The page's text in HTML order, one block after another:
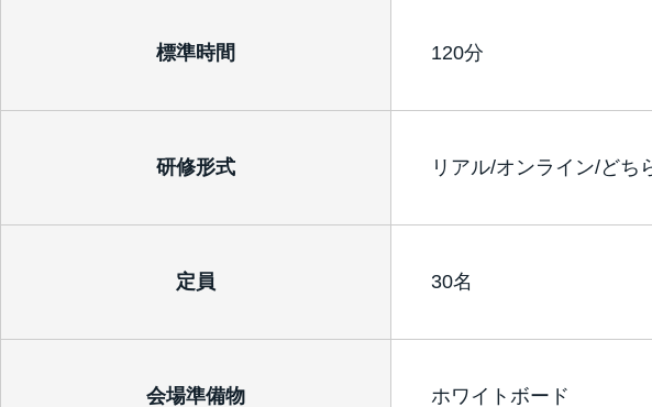
標準時間 120分
研修形式 リアル/オンライン/どち
定員 30名
会場準備物 ホワイトボード